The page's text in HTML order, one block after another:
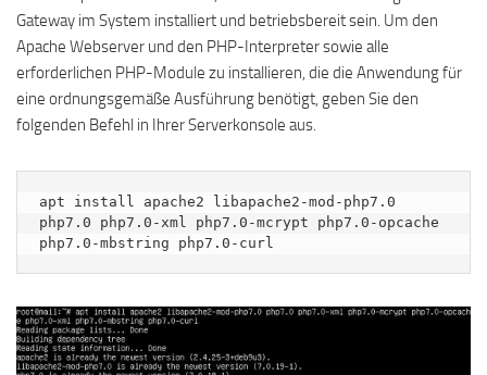
Gateway im System installiert und betriebsbereit sein. Um den
Apache Webserver und den PHP-Interpreter sowie alle
erforderlichen PHP-Module zu installieren, die die Anwendung für
eine ordnungsgemäße Ausführung benötigt, geben Sie den
folgenden Befehl in Ihrer Serverkonsole aus.
apt install apache2 libapache2-mod-php7.0
php7.0 php7.0-xml php7.0-mcrypt php7.0-opcache
php7.0-mbstring php7.0-curl